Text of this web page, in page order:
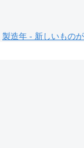
製造年 - 新しいもの